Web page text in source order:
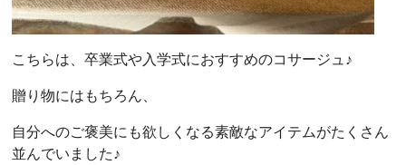
こちらは、卒業式や入学式におすすめのコサージュ♪
贈り物にはもちろん、
自分へのご褒美にも欲しくなる素敵なアイテムがたくさん
並んでいました♪